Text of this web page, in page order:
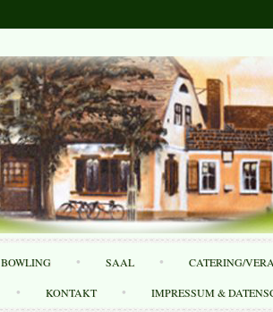
Skip
to
BOWLING SAAL CATERING/
KONTAKT IMPRESSUM &